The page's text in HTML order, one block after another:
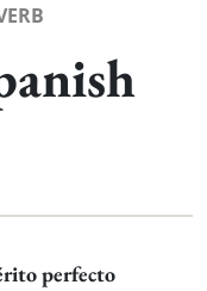
perfecto